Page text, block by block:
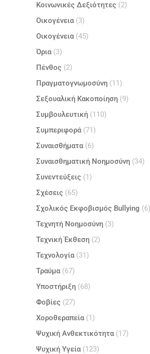
Κοινωνικές Δεξιότητες (2)
Οικογένεια(3)
Οικογένεια(45)
Όρια(3)
Πένθος (2)
Πραγματογνωμοσύνη (11)
Σεξουαλική Κακοποίηση (9)
Συμβουλευτική (110)
Συμπεριφορά(71)
Συναισθήματα(6)
Συναισθηματική Νοημοσύνη (34)
Συνεντεύξεις (1)
Σχέσεις (65)
Σχολικός Εκφοβισμός Bullying (6)
Τεχνητή Νοημοσύνη (3)
Τεχνική Έκθεση (2)
Τεχνολογία(31)
Τραύμα(67)
Υποστήριξη (68)
Φοβίες (27)
Χοροθεραπεία(1)
Ψυχική Ανθεκτικότητα(17)
Ψυχική Υγεία(123)